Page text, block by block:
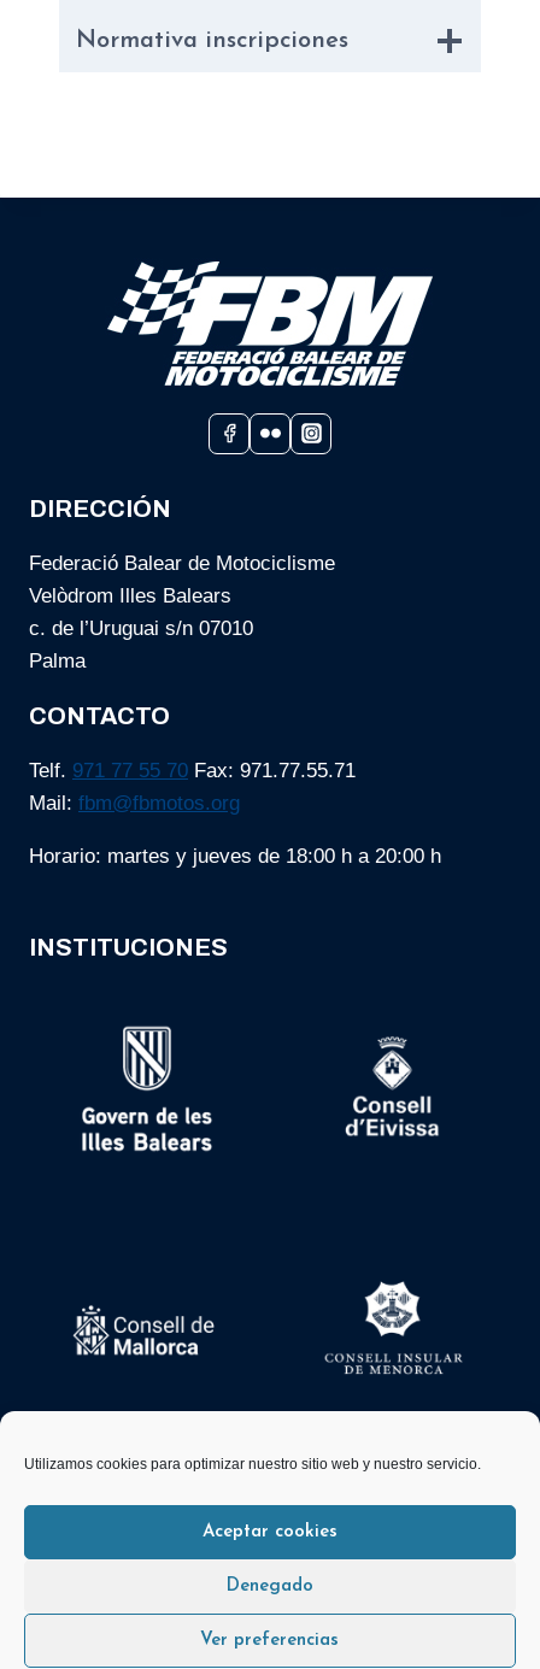
Utilizamos cookies para optimizar nuestro sitio web y nuestro servicio.
Aceptar cookies
Denegado
Ver preferencias
Normativa inscripciones
DIRECCIÓN
Federació Balear de Motociclisme
Velòdrom Illes Balears
c. de l’Uruguai s/n 07010
Palma
CONTACTO
Telf. 971 77 55 70 Fax: 971.77.55.71
Mail: fbm@fbmotos.org
Horario: martes y jueves de 18:00 h a 20:00 h
INSTITUCIONES